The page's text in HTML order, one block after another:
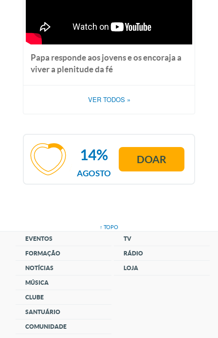
Papa responde aos jovens e os encoraja a
viver a plenitude da fé
VER TODOS »
AGOSTO
14% DOAR
↑ TOPO
EVENTOS
FORMAÇÃO
NOTÍCIAS
MÚSICA
CLUBE
SANTUÁRIO
COMUNIDADE
TV
RÁDIO
LOJA